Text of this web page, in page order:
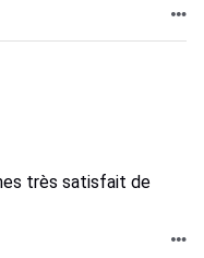
très satisfait de